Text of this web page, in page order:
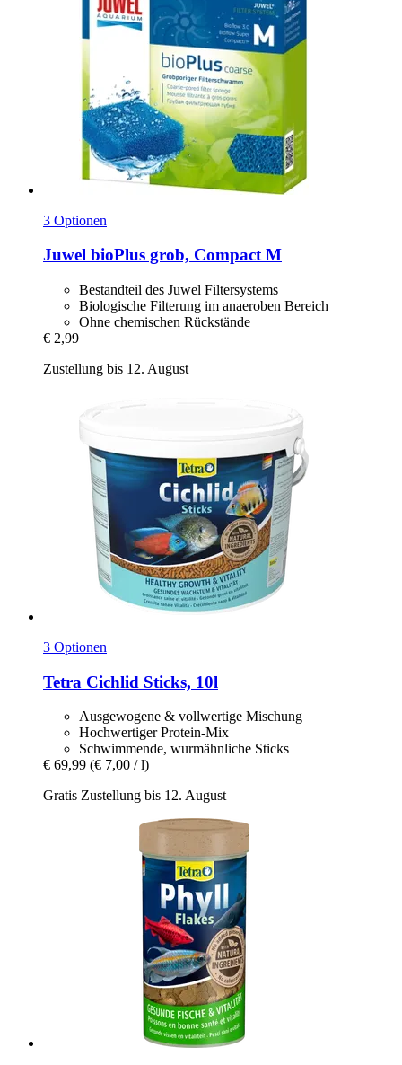
3 Optionen
Juwel bioPlus grob, Compact M
Bestandteil des Juwel Filtersystems
Biologische Filterung im anaeroben Bereich
Ohne chemischen Rückstände
€ 2,99
Zustellung bis 12. August
3 Optionen
Tetra Cichlid Sticks, 10l
Ausgewogene & vollwertige Mischung
Hochwertiger Protein-Mix
Schwimmende, wurmähnliche Sticks
€ 69,99 (€ 7,00 / l)
Gratis Zustellung bis 12. August